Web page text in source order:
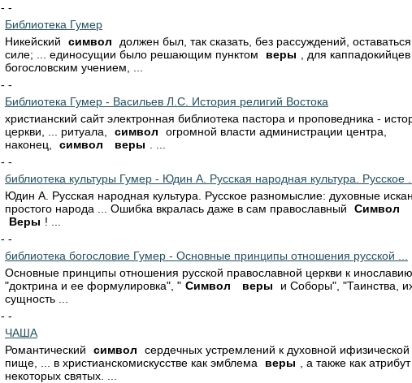
- -
Библиотека Гумер
Никейский
символ
должен был, так сказать, без рассуждений,
силе; ... единосущии было решающим пунктом
веры
, для
богословским учением, ...
- -
Библиотека Гумер - Васильев Л.С. История религий Востока
христианский сайт электронная библиотека пастора и проповедника -
церкви, ... ритуала,
символ
огромной власти администрации центра,
наконец,
символ веры
- -
библиотека культуры Гумер - Юдин А. Русская народная культура. Русское ...
Юдин А. Русская народная культура. Русское разномыслие: духовные
простого народа ... Ошибка вкралась даже в сам православный
Символ
Веры ! ...
- -
библиотека богословие Гумер - Основные принципы отношения русской ...
Основные принципы отношения русской православной церкви к инославию
"доктрина и ее формулировка", " Символ веры
и Соборы", "Таинства,
сущность ...
- -
ЧАША
Романтический
символ
сердечных устремлений к духовной ифизической
пище, ... в христианскомискусстве как эмблема
веры
, а также как атрибут
некоторых святых. ...